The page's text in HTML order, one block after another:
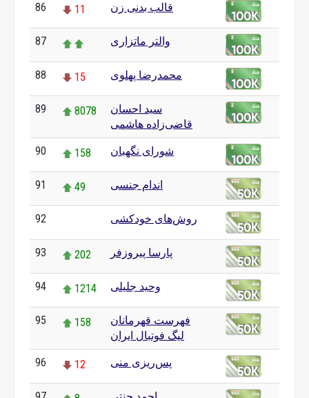
86 11 قالب بدنی زن
87 والتر ماتزاری
88 15 محمدرضا پهلوی
89 8078
سید احسان
قاضی‌زاده هاشمی
90 158 شورای نگهبان
91 49 اندام جنسی
92 روش‌های خودکشی
93 202 پارسا پیروزفر
94 1214 وحید جلیلی
95 158
فهرست قهرمانان
لیگ فوتبال ایران
96 12 پس‌ریزی منی